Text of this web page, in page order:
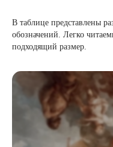
В таблице представлены
обозначений. Легко
подходящий размер.